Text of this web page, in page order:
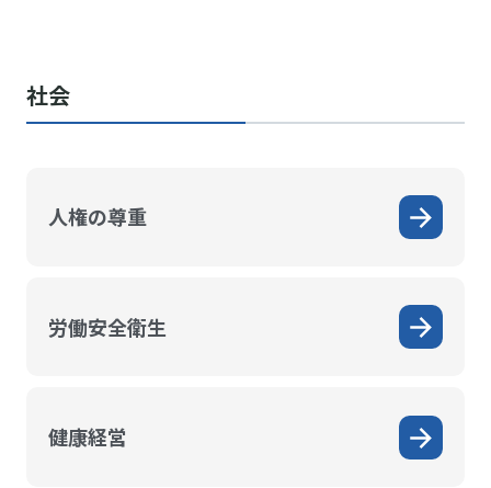
社会
人権の尊重
労働安全衛生
健康経営